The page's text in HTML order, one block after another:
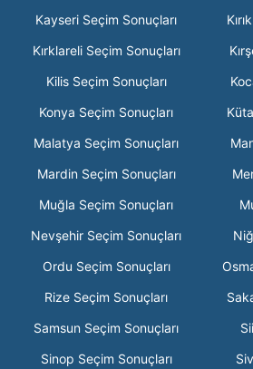
Kayseri Seçim Sonuçları
Kırklareli Seçim Sonuçları
Kilis Seçim Sonuçları
Konya Seçim Sonuçları
Malatya Seçim Sonuçları
Mardin Seçim Sonuçları
Muğla Seçim Sonuçları
Nevşehir Seçim Sonuçları
Ordu Seçim Sonuçları
Rize Seçim Sonuçları
Samsun Seçim Sonuçları
Sinop Seçim Sonuçları